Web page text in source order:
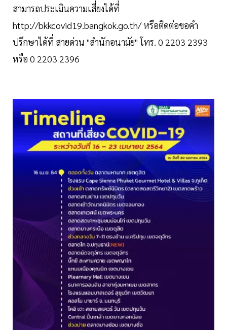
สามารถประเมินความเสี่ยงได้ที่
http://bkkcovid19.bangkok.go.th/ หรือติดต่อขอคำ
ปรึกษาได้ที่ สายด่วน "สำนักอนามัย" โทร. 0 2203 2393
หรือ 0 2203 2396